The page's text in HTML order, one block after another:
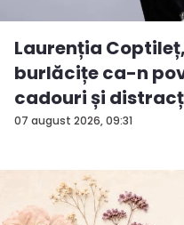
07 august 2026, 09:31
Laurenția
burlăcițe ca-n
cadouri și
surp...